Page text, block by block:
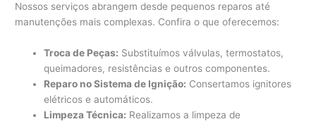
Nossos serviços abrangem desde pequenos reparos até
manutenções mais complexas. Confira o que oferecemos:
Troca de Peças: Substituímos válvulas, termostatos,
queimadores, resistências e outros componentes.
Reparo no Sistema de Ignição: Consertamos ignitores
elétricos e automáticos.
Limpeza Técnica: Realizamos a limpeza de